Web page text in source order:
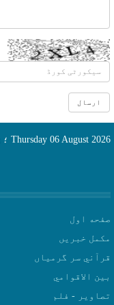
Thursday 06 August 2026 ؛
صفحه اول
مکمل خبریں
قرآني سر گرمياں
بين الاقوامي
تصاوير - فلم